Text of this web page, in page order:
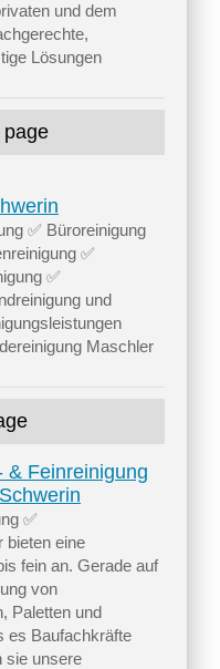
und dem
Lösungen
page
✅ Büroreinigung
✅
✅
und
Maschler
& Feinreinigung
✅
bieten eine
fein an. Gerade auf
von
Paletten und
es Baufachkräfte
sie unsere